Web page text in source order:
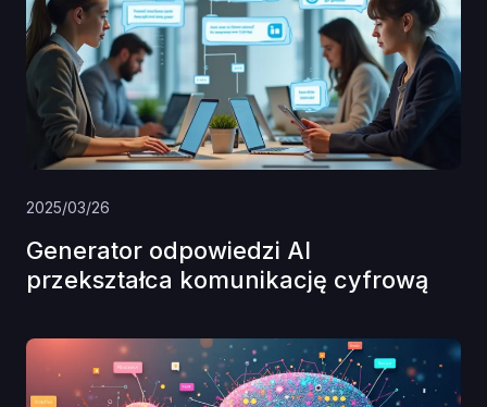
2025/03/26
Generator odpowiedzi AI
przekształca komunikację cyfrową